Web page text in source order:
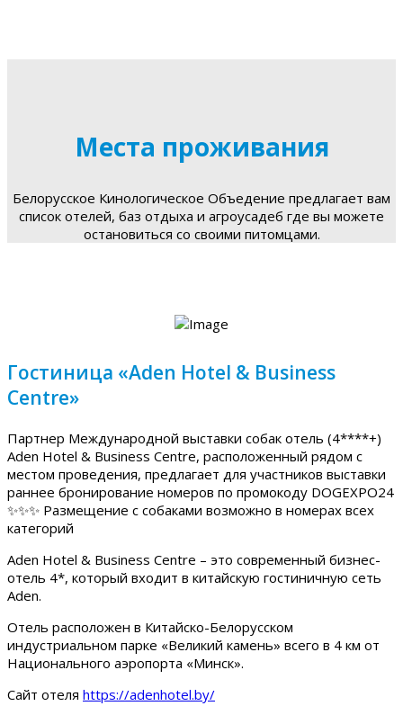
Места проживания
Белорусское Кинологическое Объедение предлагает вам
список отелей, баз отдыха и агроусадеб где вы можете
остановиться со своими питомцами.
Гостиница «Aden Hotel & Business
Centre»
Партнер Международной выставки собак отель (4****+)
Aden Hotel & Business Centre, расположенный рядом с
местом проведения, предлагает для участников выставки
раннее бронирование номеров по промокоду DOGEXPO24
✨✨✨ Размещение с собаками возможно в номерах всех
категорий
Aden Hotel & Business Centre – это современный бизнес-
отель 4*, который входит в китайскую гостиничную сеть
Aden.
Отель расположен в Китайско-Белорусском
индустриальном парке «Великий камень» всего в 4 км от
Национального аэропорта «Минск».
Сайт отеля https://adenhotel.by/